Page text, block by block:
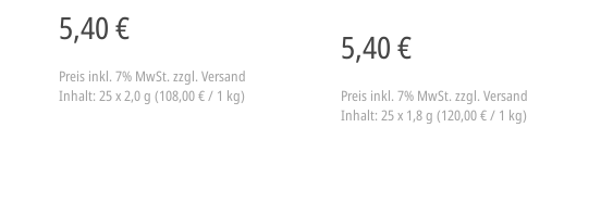
5,40 €
Preis inkl. 7% MwSt.zzgl. Versand
Inhalt: 25 x 2,0 g (108,00 € / 1 kg)
5,40 €
Preis inkl. 7% MwSt.zzgl. Versand
Inhalt: 25 x 1,8 g (120,00 € / 1 kg)